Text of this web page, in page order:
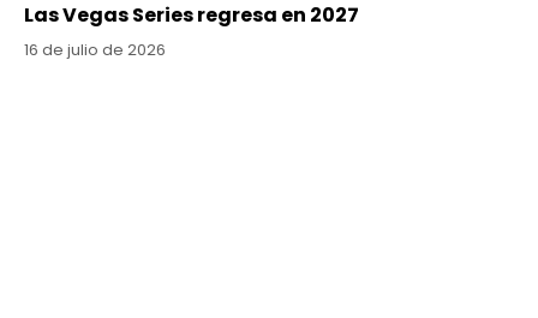
Las Vegas Series regresa en 2027
16 de julio de 2026